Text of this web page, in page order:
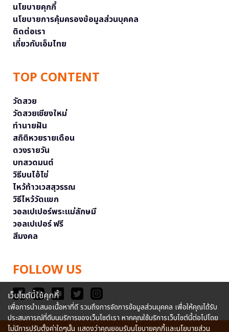
นโยบายคุกกี้
นโยบายการคุ้มครองข้อมูลส่วนบุคคล
ติดต่อเรา
เกี่ยวกับเอ็มไทย
TOP CONTENT
วัดสวย
วัดสวยเชียงใหม่
ทำนายฝัน
สถิติหวยรายเดือน
ดวงรายวัน
บทสวดมนต์
วิธีบนไอ้ไข่
ไหว้ท้าวเวสสุวรรณ
วิธีไหว้วัดแขก
วอลเปเปอร์พระแม่ลักษมี
วอลเปเปอร์ ฟรี
สีมงคล
FOLLOW US
เว็บไซต์นี้ใช้คุกกี้
เพื่อการนำเสนอเนื้อหาที่ดี รวมถึงการจัดการข้อมูลส่วนบุคคล เพื่อให้คุณได้รับ
ประสบการณ์ที่ดีบนบริการของเว็บไซต์เรา หากคุณใช้บริการเว็บไซต์นี้ต่อไปโดย
ไม่มีการปรับตั้งค่าใดๆนั้น แสดงว่าคุณยอมรับนโยบายคุกกี้และนโยบายส่วน